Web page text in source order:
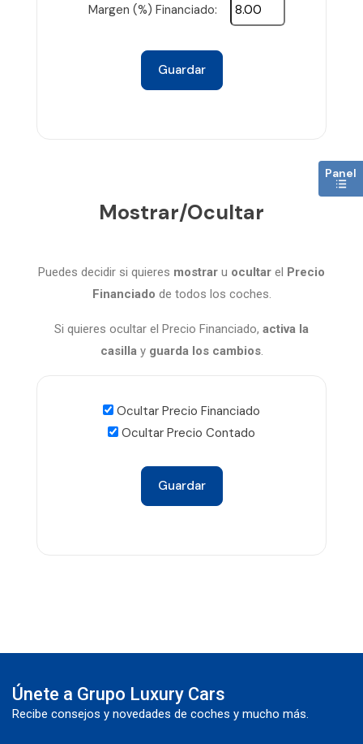
Panel
Margen (%) Financiado:
Guardar
Mostrar/Ocultar
Puedes decidir si quieres mostrar u ocultar el Precio
Financiado de todos los coches.
Si quieres ocultar el Precio Financiado, activa la
casillay guarda los cambios.
Ocultar Precio Financiado
Ocultar Precio Contado
Guardar
Únete a Grupo Luxury Cars
Recibe consejos y novedades de coches y mucho más.